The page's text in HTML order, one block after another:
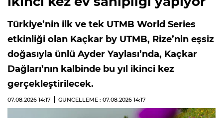
Türkiye’nin ilk ve tek UTMB World Series
etkinliği olan Kaçkar by UTMB, Rize’nin eşsiz
doğasıyla ünlü Ayder Yaylası’nda, Kaçkar
Dağları’nın kalbinde bu yıl ikinci kez
gerçekleştirilecek.
07.08.2026 14:17 GÜNCELLEME : 07.08.2026 14:17